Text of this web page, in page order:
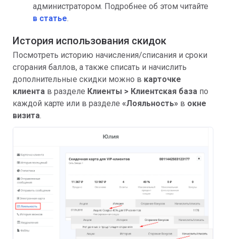
администратором. Подробнее об этом читайте
в статье.
История использования скидок
Посмотреть историю начисления/списания и сроки
сгорания баллов, а также списать и начислить
дополнительные скидки можно в карточке
клиента в разделе Клиенты > Клиентская база по
каждой карте или в разделе «Лояльность» в окне
визита.